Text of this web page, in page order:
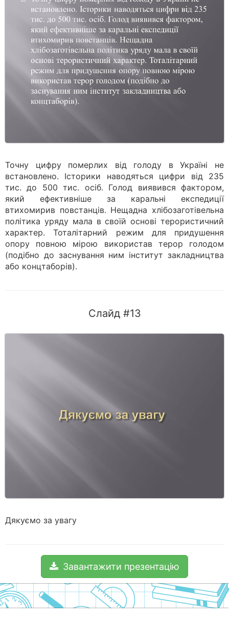
Точну цифру померлих від голоду в Україні не
встановлено. Історики наводяться цифри від 235
тис. до 500 тис. осіб. Голод виявився фактором,
який ефективніше за каральні експедиції
втихомирив повстанців. Нещадна хлібозаготівельна
політика уряду мала в своїй основі терористичний
характер. Тоталітарний режим для придушення
опору повною мірою використав терор голодом
(подібно до заснування ним інститут закладництва
або концтаборів).
Слайд #13
Дякуємо за увагу
Завантажити презентацію